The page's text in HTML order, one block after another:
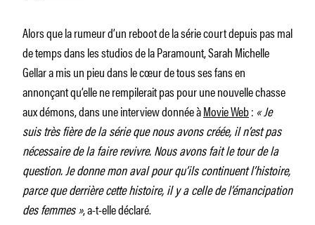
Alors que la rumeur d’un reboot de la série court depuis pas mal
de temps dans les studios de la Paramount, Sarah Michelle
Gellar a mis un pieu dans le cœur de tous ses fans en
annonçant qu’elle ne rempilerait pas pour une nouvelle chasse
aux démons, dans une interview donnée àMovie Web: « Je
suis très fière de la série que nous avons créée, il n’est pas
nécessaire de la faire revivre. Nous avons fait le tour de la
question. Je donne mon aval pour qu’ils continuent l’histoire,
parce que derrière cette histoire, il y a celle de l’émancipation
des femmes », a-t-elle déclaré.